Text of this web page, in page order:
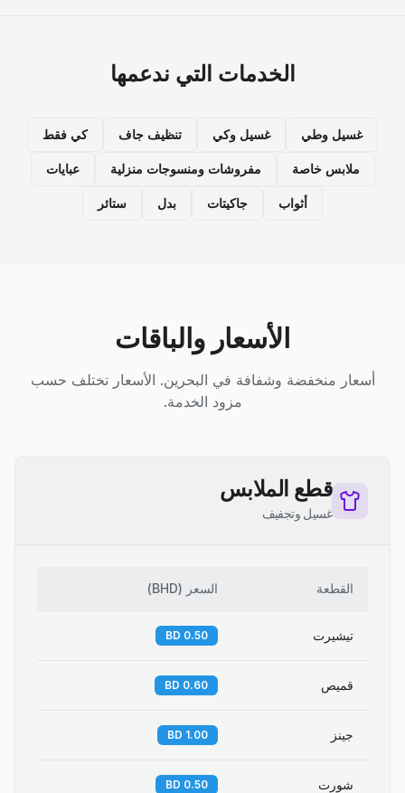
الخدمات التي ندعمها
غسيل وطي غسيل وكي تنظيف جاف كي فقط
ملابس خاصة مفروشات ومنسوجات منزلية عبايات
أثواب جاكيتات بدل ستائر
الأسعار والباقات
أسعار منخفضة وشفافة في البحرين. الأسعار تختلف حسب
مزود الخدمة.
قطع الملابس
غسيل وتجفيف
القطعة السعر (
BHD
)
تيشيرت 0.50 BD
قميص 0.60 BD
جينز 1.00 BD
شورت 0.50 BD